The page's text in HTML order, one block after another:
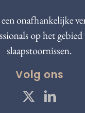
onafhankelijke
op het gebied
slaapstoornissen.
Volg ons